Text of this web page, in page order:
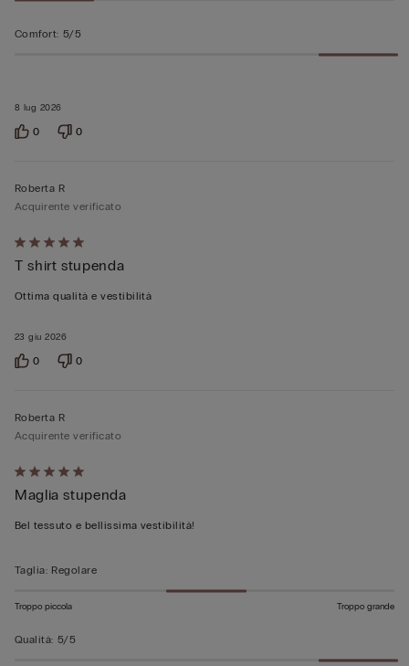
8 lug 2026
Comfort: 5/5
0 0
Valutato
5
su
23 giu 2026
Roberta R
Acquirente verificato
T shirt stupenda
Ottima qualità e vestibilità
0 0
Valutato
5
su
Roberta R
Acquirente verificato
Maglia stupenda
Bel tessuto e bellissima vestibilità!
Taglia: Regolare
Troppo piccola Troppo grande
Qualità: 5/5